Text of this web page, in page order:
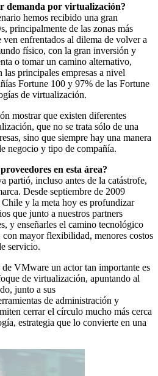
demanda por virtualización?
hemos recibido una gran
principalmente de las zonas más
ven enfrentados al dilema de volver a
físico, con la gran inversión y
o tomar un camino alternativo,
principales empresas a nivel
Fortune 100 y 97% de las Fortune
de virtualización.
mostrar que existen diferentes
que no se trata sólo de una
sino que siempre hay una manera
negocio y tipo de compañía.
en esta área?
partió, incluso antes de la catástrofe,
Desde septiembre de 2009
y la meta hoy es profundizar
que junto a nuestros partners
y enseñarles el camino tecnológico
con mayor flexibilidad, menores costos
servicio.
VMware un actor tan importante es
de virtualización, apuntando al
junto a sus
de administración y
cerrar el círculo mucho más cerca
estrategia que lo convierte en una